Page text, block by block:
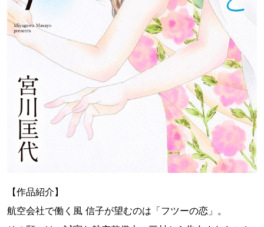
【作品紹介】
航空会社で働く風 信子が望むのは「フツーの恋」。